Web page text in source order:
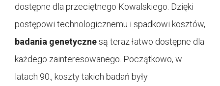
dostępne dla przeciętnego Kowalskiego. Dzięki
postępowi technologicznemu i spadkowi kosztów,
badania genetycznesą teraz łatwo dostępne dla
każdego zainteresowanego. Początkowo, w
latach 90., koszty takich badań były